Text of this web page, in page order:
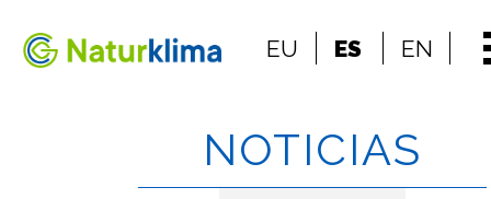
Ir a los contenidos
EU ES EN
NOTICIAS